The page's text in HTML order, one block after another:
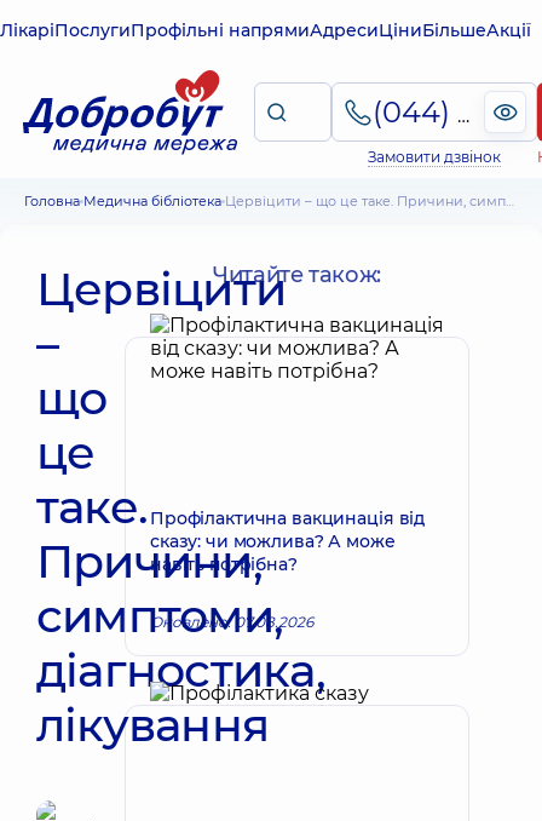
ЛікаріПослугиПрофільні напрямиАдресиЦіниБільшеАкції
(044) 495-2-888
Замовити дзвінок
Головна Медична бібліотека Цервіцити – що це таке. Причини, симптоми, діагностика, лікування
Цервіцити
–
що
це
таке.
Причини,
симптоми,
діагностика,
лікування
Читайте також:
Профілактична вакцинація від
сказу: чи можлива? А може
навіть потрібна?
Оновлено: 07.08.2026